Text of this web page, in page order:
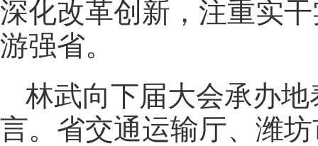
深化改革创新，注重实
游强省。
林武向下届大会承办
言。省交通运输厅、潍